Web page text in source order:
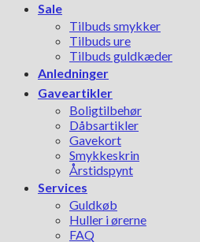
Sale
Tilbuds smykker
Tilbuds ure
Tilbuds guldkæder
Anledninger
Gaveartikler
Boligtilbehør
Dåbsartikler
Gavekort
Smykkeskrin
Årstidspynt
Services
Guldkøb
Huller i ørerne
FAQ